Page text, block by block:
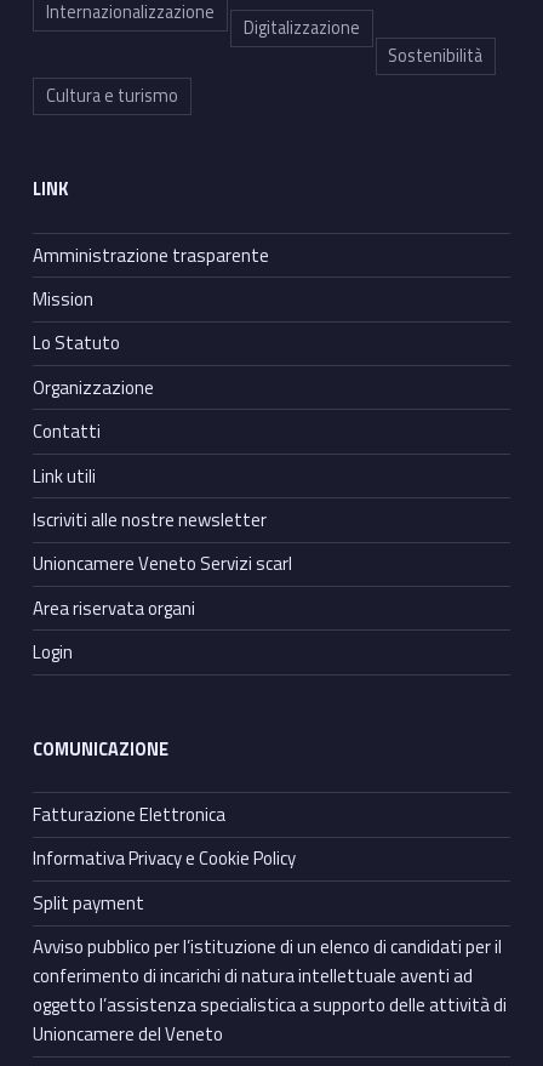
Internazionalizzazione
Digitalizzazione
Sostenibilità
Cultura e turismo
LINK
Amministrazione trasparente
Mission
Lo Statuto
Organizzazione
Contatti
Link utili
Iscriviti alle nostre newsletter
Unioncamere Veneto Servizi scarl
Area riservata organi
Login
COMUNICAZIONE
Fatturazione Elettronica
Informativa Privacy e Cookie Policy
Split payment
Avviso pubblico per l’istituzione di un elenco di candidati per il
conferimento di incarichi di natura intellettuale aventi ad
oggetto l’assistenza specialistica a supporto delle attività di
Unioncamere del Veneto